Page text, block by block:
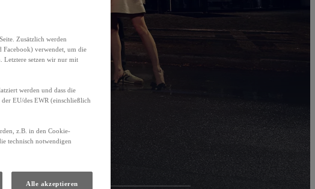
Zusätzlich werden
Facebook) verwendet, um die
Letztere setzen wir nur mit
werden und dass die
EU/des EWR (einschließlich
z.B. in den Cookie-
technisch notwendigen
Alle akzeptieren